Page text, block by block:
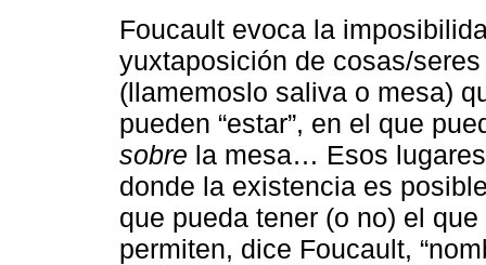
Foucault evoca la
yuxtaposición de cosas/
(llamemoslo saliva o mesa)
pueden “estar”, en el que
sobre la mesa… Esos
donde la existencia es
que pueda tener (o no) el
permiten, dice Foucault,